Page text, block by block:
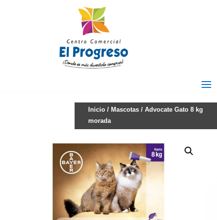
Inicio / Mascotas / Advocate Gato 8 kg
morada